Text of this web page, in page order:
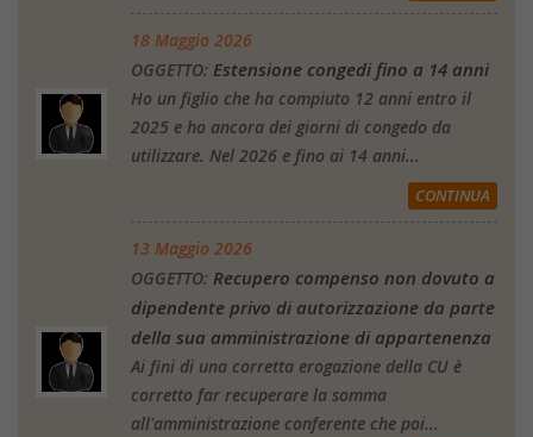
18 Maggio 2026
OGGETTO: Estensione congedi fino a 14 anni
Ho un figlio che ha compiuto 12 anni entro il
2025 e ho ancora dei giorni di congedo da
utilizzare. Nel 2026 e fino ai 14 anni...
CONTINUA
13 Maggio 2026
OGGETTO: Recupero compenso non dovuto a
dipendente privo di autorizzazione da parte
della sua amministrazione di appartenenza
Ai fini di una corretta erogazione della CU è
corretto far recuperare la somma
all'amministrazione conferente che poi...